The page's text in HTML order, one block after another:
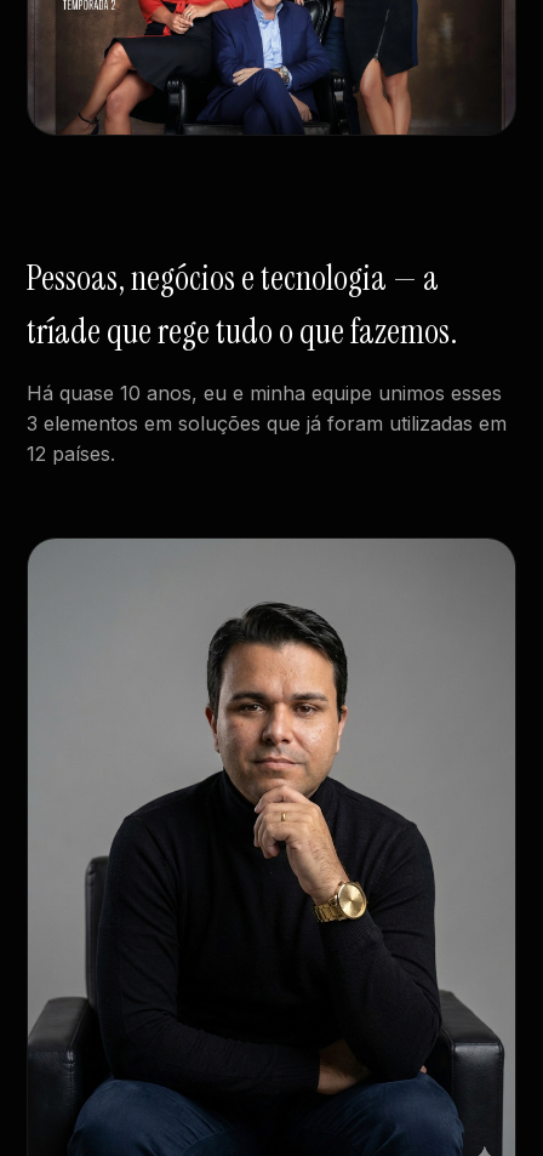
Pessoas, negócios e tecnologia — a
tríade que rege tudo o que fazemos.
Há quase 10 anos, eu e minha equipe unimos esses
3 elementos em soluções que já foram utilizadas em
12 países.